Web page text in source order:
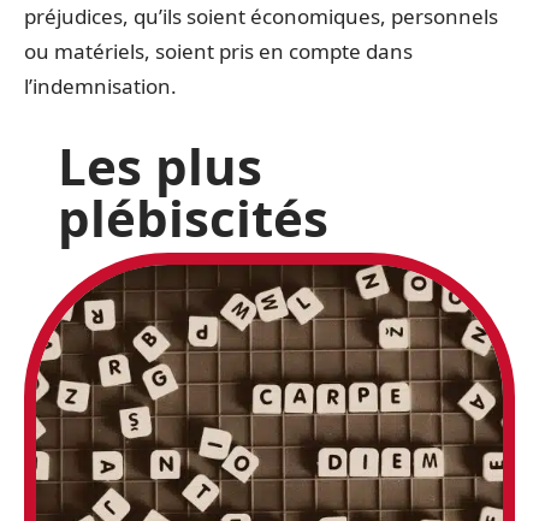
préjudices, qu’ils soient économiques, personnels
ou matériels, soient pris en compte dans
l’indemnisation.
Les plus
plébiscités